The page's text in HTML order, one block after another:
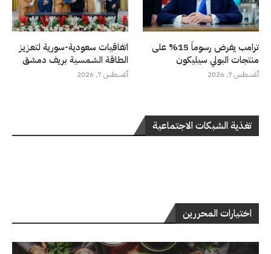
ترامب يفرض رسوماً 15% على
منتجات البولي سيليكون
أغسطس 7, 2026
اتفاقيات سعودية-سورية لتعزيز
الطاقة الشمسية بريف دمشق
أغسطس 7, 2026
تغذية الشبكات الاجتماعية
اختيارات المحررين